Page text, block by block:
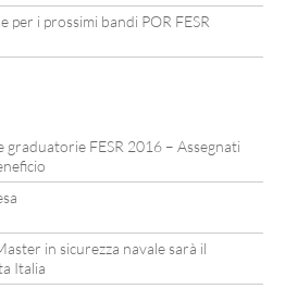
per i prossimi bandi POR FESR
graduatorie FESR 2016 – Assegnati
in sicurezza navale sarà il
Italia